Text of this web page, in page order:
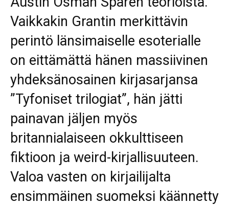
Vaikkakin Grantin merkittävin
perintö länsimaiselle esoterialle
on eittämättä hänen massiivinen
yhdeksänosainen kirjasarjansa
”Tyfoniset trilogiat”, hän jätti
painavan jäljen myös
britannialaiseen okkulttiseen
fiktioon ja weird-kirjallisuuteen.
Valoa vasten on kirjailijalta
ensimmäinen suomeksi käännetty